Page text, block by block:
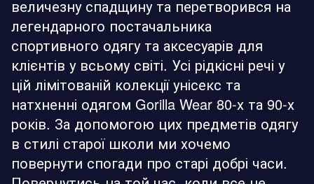
величезну спадщину та перетворився на
легендарного постачальника
спортивного одягу та аксесуарів для
клієнтів у всьому світі. Усі рідкісні речі у
цій лімітованій колекції унісекс та
натхненні одягом Gorilla Wear 80-х та 90-х
років. За допомогою цих предметів одягу
в стилі старої школи ми хочемо
повернути спогади про старі добрі часи.